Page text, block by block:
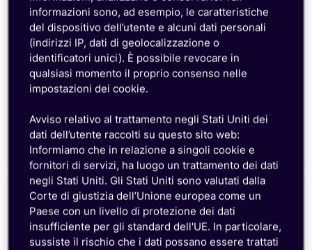
a disposizione è accedere al dispositivo stesso.
Attraverso la dashboard IoT di emnify, il tuo team
può stabilire una connessione privata sicura alla
nostra piattaforma e accedere a ogni dispositivo
utilizzando OpenVPN. Esegui i comandi, ottieni i log
delle applicazioni del dispositivo o effettua un reset
sul posto. emnify fornisce IP statici privati e
OpenVPN senza costi aggiuntivi.
informazioni sono, ad esempio, le caratteristiche
del dispositivo dell’utente e alcuni dati personali
(indirizzi IP, dati di geolocalizzazione o
identificatori unici). È possibile revocare in
qualsiasi momento il proprio consenso nelle
impostazioni dei cookie.
Avviso relativo al trattamento negli Stati Uniti dei
dati dell’utente raccolti su questo sito web:
Informiamo che in relazione a singoli cookie e
fornitori di servizi, ha luogo un trattamento dei dati
negli Stati Uniti. Gli Stati Uniti sono valutati dalla
Corte di giustizia dell’Unione europea come un
Paese con un livello di protezione dei dati
insufficiente per gli standard dell'UE. In particolare,
sussiste il rischio che i dati possano essere trattati